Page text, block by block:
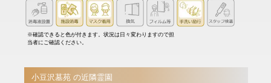
※確認できると色が付きます。状況は日々変わりますので担
当者にご確認ください。
小豆沢墓苑 の近隣霊園